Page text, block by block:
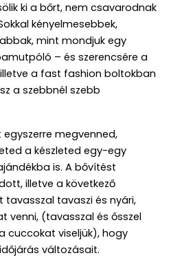
ki a bőrt, nem csavarodnak
kényelmesebbek,
mint mondjuk egy
– és szerencsére a
a fast fashion boltokban
a szebbnél szebb
megvenned,
a készleted egy-egy
is. A bővítést
illetve a következő
tavasszal tavaszi és nyári,
venni, (tavasszal és ősszel
cuccokat viseljük), hogy
változásait.